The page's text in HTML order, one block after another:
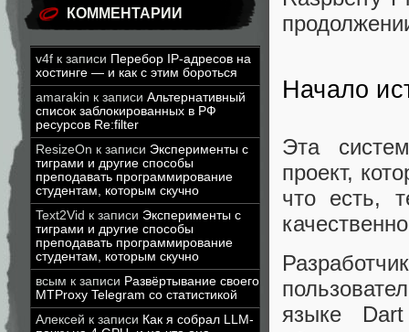
КОММЕНТАРИИ
v4f к записи Перебор IP-адресов на
хостинге — и как с этим бороться
amarakin к записи Альтернативный
список заблокированных в РФ
ресурсов Re:filter
ResizeOn к записи Эксперименты с
тиграми и другие способы
преподавать программирование
студентам, которым скучно
Text2Vid к записи Эксперименты с
тиграми и другие способы
преподавать программирование
студентам, которым скучно
всым к записи Развёртывание своего
MTProxy Telegram со статистикой
Алексей к записи Как я собрал LLM-
Начало
Эта
проект,
что есть,
языке